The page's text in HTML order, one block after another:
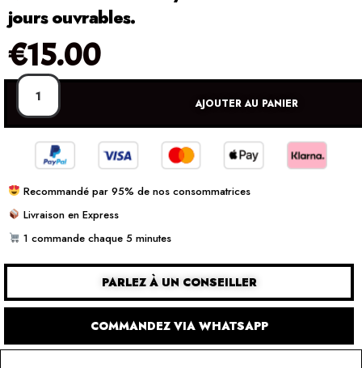
jours ouvrables.
€15.00
AJOUTER AU PANIER
Recommandé par 95% de nos consommatrices
Livraison en Express
1 commande chaque 5 minutes
PARLEZ À UN CONSEILLER
COMMANDEZ VIA WHATSAPP